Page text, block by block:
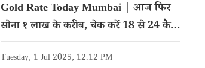
Gold Rate Today Mumbai | आज फिर
सोना १ लाख के करीब, चेक करें 18 से 24 कैरेट
गोल्ड का रेट
Tuesday, 1 Jul 2025, 12.12 PM